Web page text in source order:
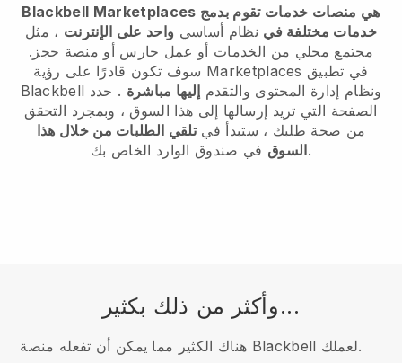
Blackbell Marketplaces هي منصات خدمات تقوم بدمج
خدمات مختلفة في نظام أساسي واحد على الإنترنت ، مثل
مجتمع محلي من الخدمات أو عمل حارس أو منصة حجز.
سوف تكون قادرًا على رؤية Marketplaces في تطبيق
Blackbell ونظام إدارة المحتوى والتقدم إليها مباشرة . حدد
الصفحة التي تريد إرسالها إلى هذا السوق ، وبمجرد التحقق
من صحة طلبك ، ستبدأ فيتلقي الطلبات من خلال هذا
السوقفي صندوق الوارد الخاص بك.
وأكثر من ذلك بكثير...
هناك الكثير مما يمكن أن تفعله منصة Blackbell لعملك.